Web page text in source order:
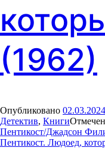
(1962)
Опубликовано 02.03.2024
Детектив, Книги
Пентикост/Джадсон
Пентикост. Людоед,